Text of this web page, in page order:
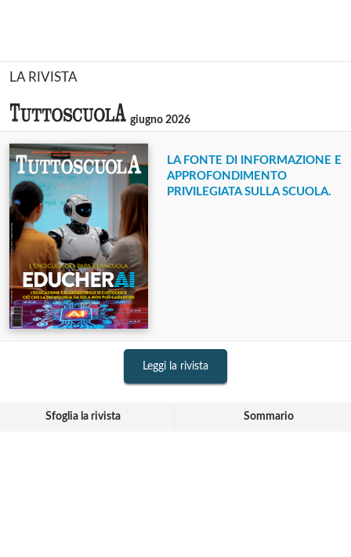
LA RIVISTA
giugno 2026
LA FONTE DI INFORMAZIONE E
APPROFONDIMENTO
PRIVILEGIATA SULLA SCUOLA.
Leggi la rivista
Sfoglia la rivista Sommario